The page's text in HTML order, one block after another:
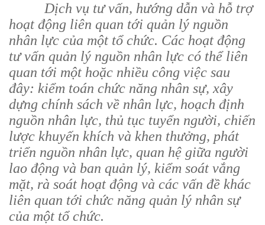
Dịch vụ tư vấn, hướng dẫn và hỗ trợ
hoạt động liên quan tới quản lý nguồn
nhân lực của một tổ chức. Các hoạt động
tư vấn quản lý nguồn nhân lực có thể liên
quan tới một hoặc nhiều công việc sau
đây: kiểm toán chức năng nhân sự, xây
dựng chính sách về nhân lực, hoạch định
nguồn nhân lực, thủ tục tuyển người, chiến
lược khuyến khích và khen thưởng, phát
triển nguồn nhân lực, quan hệ giữa người
lao động và ban quản lý, kiểm soát vắng
mặt, rà soát hoạt động và các vấn đề khác
liên quan tới chức năng quản lý nhân sự
của một tổ chức.